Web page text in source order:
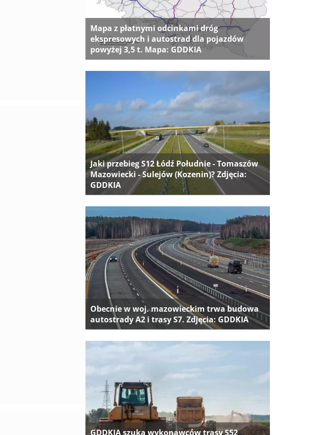
Mapa z płatnymi odcinkami dróg
ekspresowych i autostrad dla pojazdów
powyżej 3,5 t. Mapa: GDDKIA
Jaki przebieg S12 Łódź Południe - Tomaszów
Mazowiecki - Sulejów (Kozenin)? Zdjęcia:
GDDKIA
Obecnie w woj. mazowieckim trwa budowa
autostrady A2 i trasy S7. Zdjęcia: GDDKIA
GDDKIA szuka wykonawców trasy S52